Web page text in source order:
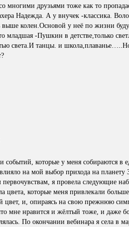
многими друзьями тоже как то
Надежда. А у внучек -классика.
колен.Основой у неё по жизни
младшая -Пушкин в детстве,только
света.И танцы. и
событий, которые у меня собираются в
на мой выбор прихода на планету
я провела следующие
цвета, которые меня привлекали
цвет, и, опираясь на свою прежнюю
мне нравится и жёлтый тоже, и даже
По окончании вебинара я села в